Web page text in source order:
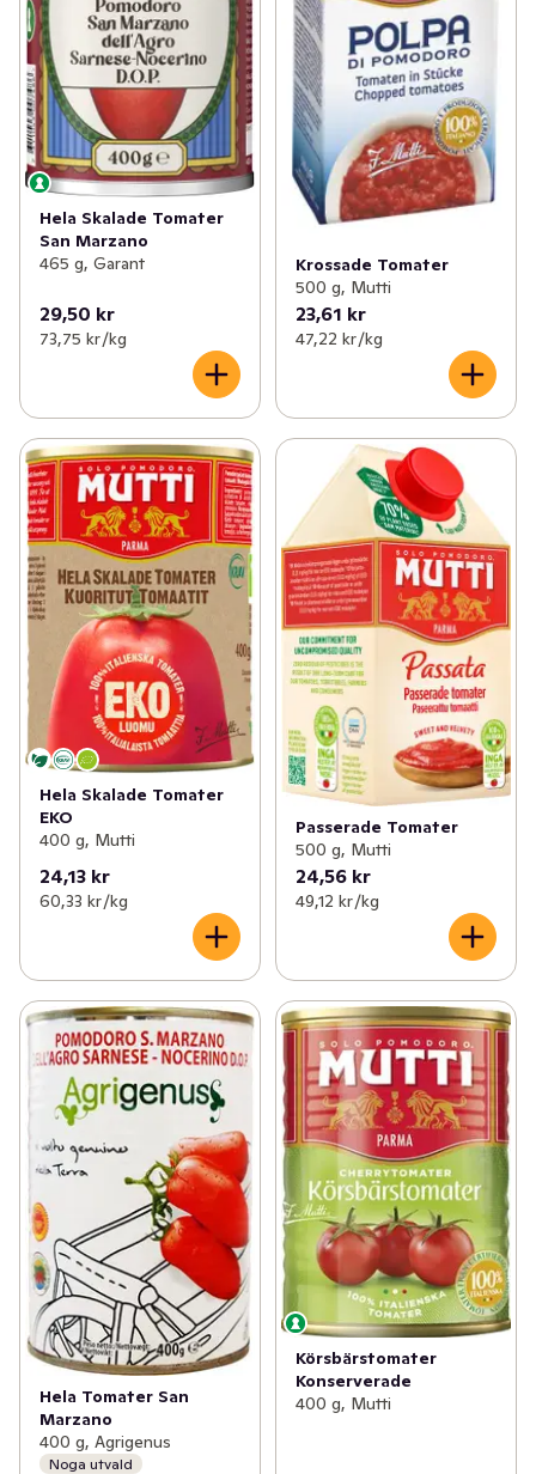
Hela Skalade Tomater
San Marzano
465 g, Garant
29,50 kr
73,75 kr /kg
Krossade Tomater
500 g, Mutti
23,61 kr
47,22 kr /kg
Hela Skalade Tomater
EKO
400 g, Mutti
24,13 kr
60,33 kr /kg
Passerade Tomater
500 g, Mutti
24,56 kr
49,12 kr /kg
Hela Tomater San
Marzano
400 g, Agrigenus
Noga utvald
Körsbärstomater
Konserverade
400 g, Mutti